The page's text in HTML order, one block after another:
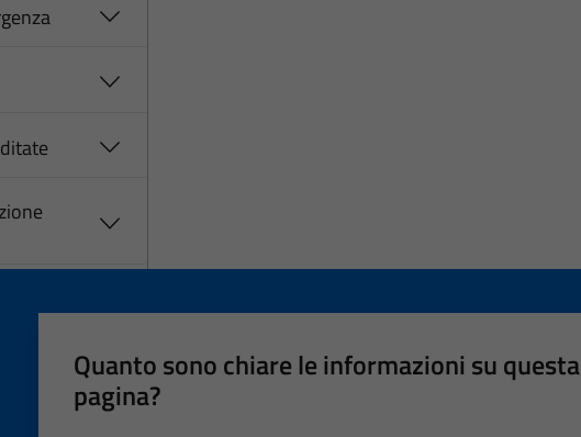
Quanto sono chiare le informazioni su questa
pagina?